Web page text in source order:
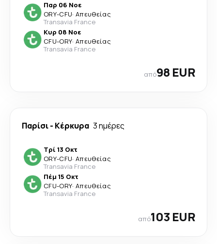
Παρ 06 Νοε
ORY-CFU· Απευθείας
Transavia France
Κυρ 08 Νοε
CFU-ORY· Απευθείας
Transavia France
από98 EUR
Παρίσι- Κέρκυρα 3 ημέρες
Τρί 13 Οκτ
ORY-CFU· Απευθείας
Transavia France
Πέμ 15 Οκτ
CFU-ORY· Απευθείας
Transavia France
από103 EUR